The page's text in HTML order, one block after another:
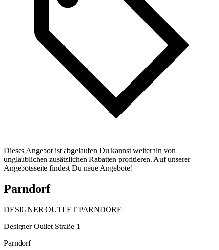
Dieses Angebot ist abgelaufen Du kannst weiterhin von
unglaublichen zusätzlichen Rabatten profitieren. Auf unserer
Angebotsseite findest Du neue Angebote!
Parndorf
DESIGNER OUTLET PARNDORF
Designer Outlet Straße 1
Parndorf